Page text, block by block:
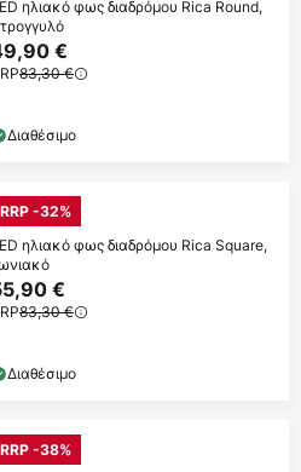
ηλιακό φως διαδρόμου Rica Round,
€
83,30 €
Διαθέσιμο
RRP -32%
ηλιακό φως διαδρόμου Rica Square,
€
83,30 €
Διαθέσιμο
RRP -38%